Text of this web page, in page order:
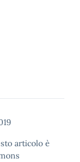
articolo è